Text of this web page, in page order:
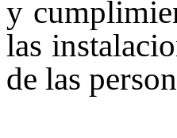
y
las
de las